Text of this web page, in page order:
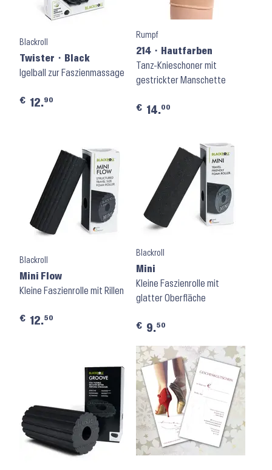
Blackroll
Twister ⬝ Black
Igelball zur Faszienmassage
€ 12.90
Rumpf
214 ⬝ Hautfarben
Tanz-Knieschoner mit
gestrickter Manschette
€ 14.00
Blackroll
Mini Flow
Kleine Faszienrolle mit Rillen
€ 12.50
Blackroll
Mini
Kleine Faszienrolle mit
glatter Oberfläche
€ 9.50